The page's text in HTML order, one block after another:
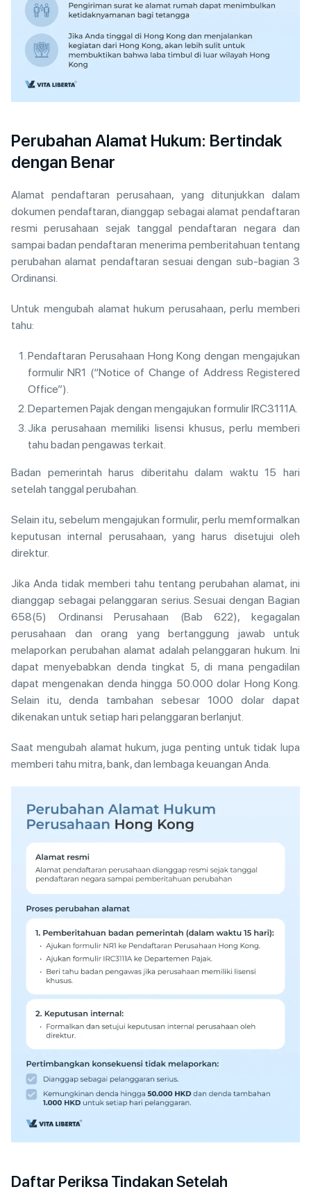
Perubahan Alamat Hukum: Bertindak
dengan Benar
Alamat pendaftaran perusahaan, yang ditunjukkan dalam
dokumen pendaftaran, dianggap sebagai alamat pendaftaran
resmi perusahaan sejak tanggal pendaftaran negara dan
sampai badan pendaftaran menerima pemberitahuan tentang
perubahan alamat pendaftaran sesuai dengan sub-bagian 3
Ordinansi.
Untuk mengubah alamat hukum perusahaan, perlu memberi
tahu:
Pendaftaran Perusahaan Hong Kong dengan mengajukan
formulir NR1 (“Notice of Change of Address Registered
Office”).
Departemen Pajak dengan mengajukan formulir IRC3111A.
Jika perusahaan memiliki lisensi khusus, perlu memberi
tahu badan pengawas terkait.
Badan pemerintah harus diberitahu dalam waktu 15 hari
setelah tanggal perubahan.
Selain itu, sebelum mengajukan formulir, perlu memformalkan
keputusan internal perusahaan, yang harus disetujui oleh
direktur.
Jika Anda tidak memberi tahu tentang perubahan alamat, ini
dianggap sebagai pelanggaran serius. Sesuai dengan Bagian
658(5) Ordinansi Perusahaan (Bab 622), kegagalan
perusahaan dan orang yang bertanggung jawab untuk
melaporkan perubahan alamat adalah pelanggaran hukum. Ini
dapat menyebabkan denda tingkat 5, di mana pengadilan
dapat mengenakan denda hingga 50.000 dolar Hong Kong.
Selain itu, denda tambahan sebesar 1000 dolar dapat
dikenakan untuk setiap hari pelanggaran berlanjut.
Saat mengubah alamat hukum, juga penting untuk tidak lupa
memberi tahu mitra, bank, dan lembaga keuangan Anda.
Daftar Periksa Tindakan Setelah